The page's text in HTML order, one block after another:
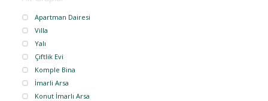
Apartman Dairesi
Villa
Yalı
Çiftlik Evi
Komple Bina
İmarli Arsa
Konut İmarlı Arsa